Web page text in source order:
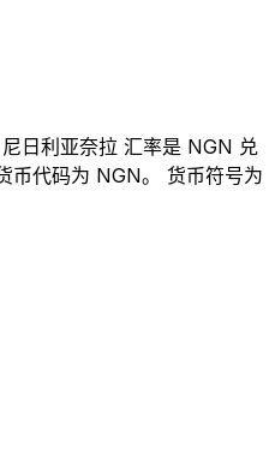
日利亚奈拉 汇率是 NGN 兑
币代码为 NGN。 货币符号为